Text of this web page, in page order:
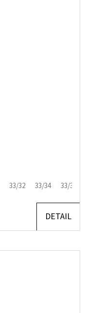
33/32 33/34 33/36
DETAIL